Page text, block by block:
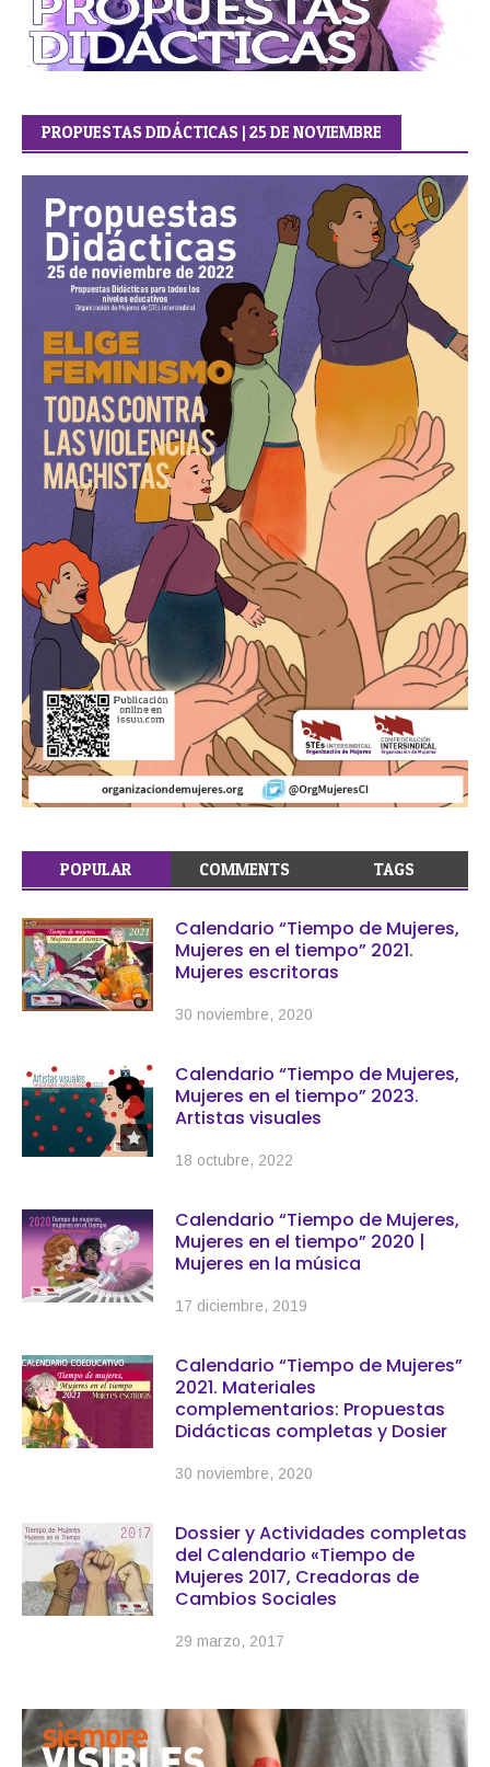
PROPUESTAS DIDÁCTICAS | 25 DE NOVIEMBRE
POPULAR COMMENTS TAGS
Calendario “Tiempo de Mujeres,
Mujeres en el tiempo” 2021.
Mujeres escritoras
30 noviembre, 2020
Calendario “Tiempo de Mujeres,
Mujeres en el tiempo” 2023.
Artistas visuales
18 octubre, 2022
Calendario “Tiempo de Mujeres,
Mujeres en el tiempo” 2020 |
Mujeres en la música
17 diciembre, 2019
Calendario “Tiempo de Mujeres”
2021. Materiales
complementarios: Propuestas
Didácticas completas y Dosier
30 noviembre, 2020
Dossier y Actividades completas
del Calendario «Tiempo de
Mujeres 2017, Creadoras de
Cambios Sociales
29 marzo, 2017